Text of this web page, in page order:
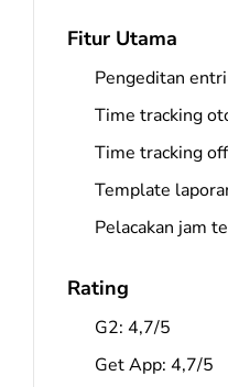
Fitur Utama
Pengeditan
Time tracking
Time tracking
Template
Pelacakan jam
Rating
G2: 4,7/5
Get App: 4,7/5